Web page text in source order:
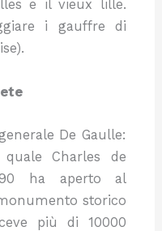
e il vieux lille.
i gauffre di
De Gaulle:
Charles de
ha aperto al
storico
più di 10000